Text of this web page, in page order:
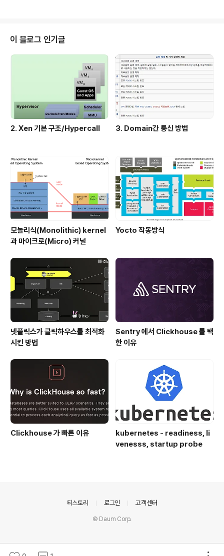
래걸리는 작업을 처리하는 경우에는 트래픽을 받는게 부적
합할 수 있다. readinessProbe 결과 준비가 되지 않았
다고 판단되면 로드밸런서로부터 제거한다 livenessPro
be 컨테이너를 언제 다시 시작할지 결정하는 역할을 한다.
livenessProbe 조건을 활용하면 데드락..
이 블로그 인기글
2. Xen 기본 구조/Hypercall 3. Domain간 통신 방법
모놀리식(Monolithic) kernel
과 마이크로(Micro) 커널
Yocto 작동방식
넷플릭스가 클릭하우스를 최적화
시킨 방법
Sentry 에서 Clickhouse 를 택
한 이유
Clickhouse 가 빠른 이유
kubernetes - readiness, li
venesss, startup probe
티스토리 로그인 고객센터
© Daum Corp.